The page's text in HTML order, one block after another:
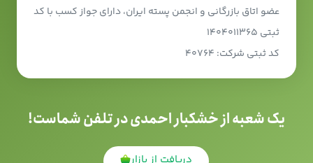
عضو اتاق بازرگانی و انجمن پسته ایران، دارای جواز کسب با کد
ثبتی ۱۴۰۴۰۱۱۳۶۵
کد ثبتی شرکت: ۴۰۷۶۴
یک شعبه از خشکبار احمدی در تلفن شماست!